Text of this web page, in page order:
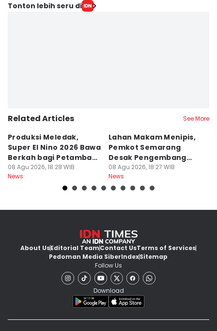
Tonton lebih seru di
Related Articles See More
Produksi Meledak,
Super El Nino 2026 Bawa
Berkah bagi Petambak
Garam
08 Agu 2026, 18:28 WIB
News
Lahan Makam Menipis,
Pemkot Semarang
Desak Pengembang
Serahkan PSU
08 Agu 2026, 18:27 WIB
News
About UsEditorial TeamContact UsTerms of Services
Pedoman Media SiberIndexSitemap
Follow Us
Download